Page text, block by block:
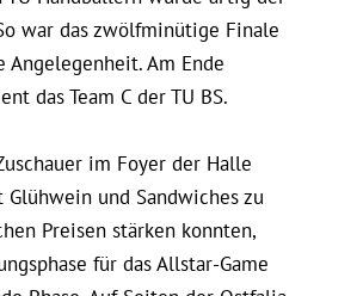
war das zwölfminütige Finale
Am Ende
das Team C der TU BS.
im Foyer der Halle
und Sandwiches zu
Preisen stärken konnten,
für das Allstar-Game